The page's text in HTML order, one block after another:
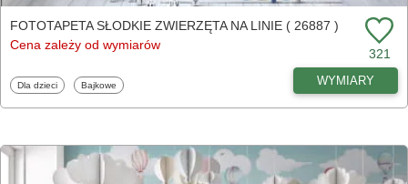
FOTOTAPETA SŁODKIE ZWIERZĘTA NA LINIE ( 26887 )
Cena zależy od wymiarów
321
Fototapety
Dla dzieci Fototapety
Bajkowe WYMIARY